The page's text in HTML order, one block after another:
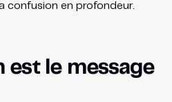
confusion en profondeur.
est le message